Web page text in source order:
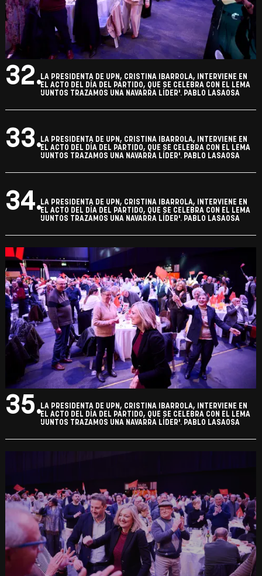
31.
LA PRESIDENTA DE UPN, CRISTINA IBARROLA, INTERVIENE EN
EL ACTO DEL DÍA DEL PARTIDO, QUE SE CELEBRA CON EL LEMA
'JUNTOS TRAZAMOS UNA NAVARRA LÍDER'. PABLO LASAOSA
32.LA PRESIDENTA DE UPN, CRISTINA IBARROLA, INTERVIENE EN
'JUNTOS TRAZAMOS UNA NAVARRA LÍDER'. PABLO LASAOSA
33.LA PRESIDENTA DE UPN, CRISTINA IBARROLA, INTERVIENE EN
'JUNTOS TRAZAMOS UNA NAVARRA LÍDER'. PABLO LASAOSA